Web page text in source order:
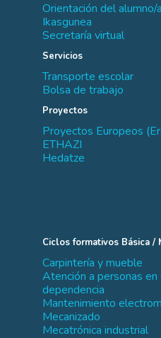
Orientación del alumno/a
Ikasgunea
Secretaría virtual
Servicios
Transporte escolar
Bolsa de trabajo
Proyectos
Proyectos Europeos
ETHAZI
Hedatze
Ciclos formativos Básica /
Carpintería y mueble
Atención a personas en
dependencia
Mantenimiento
Mecanizado
Mecatrónica industrial